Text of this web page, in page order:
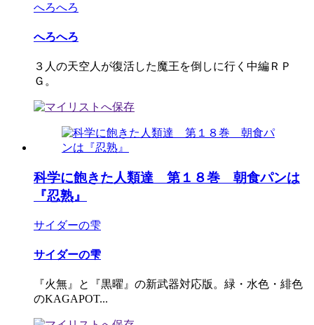
へろへろ
へろへろ
３人の天空人が復活した魔王を倒しに行く中編ＲＰ
Ｇ。
科学に飽きた人類達 第１８巻 朝食パンは
『忍熟』
サイダーの雫
サイダーの雫
『火無』と『黒曜』の新武器対応版。緑・水色・緋色
のKAGAPOT...